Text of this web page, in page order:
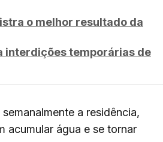
o melhor resultado da
interdições temporárias de
a residência,
acumular água e se tornar